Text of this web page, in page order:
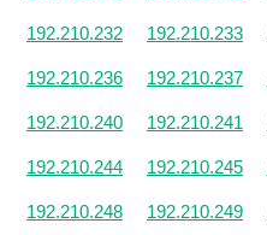
192.210.232 192.210.233
192.210.236 192.210.237
192.210.240 192.210.241
192.210.244 192.210.245
192.210.248 192.210.249